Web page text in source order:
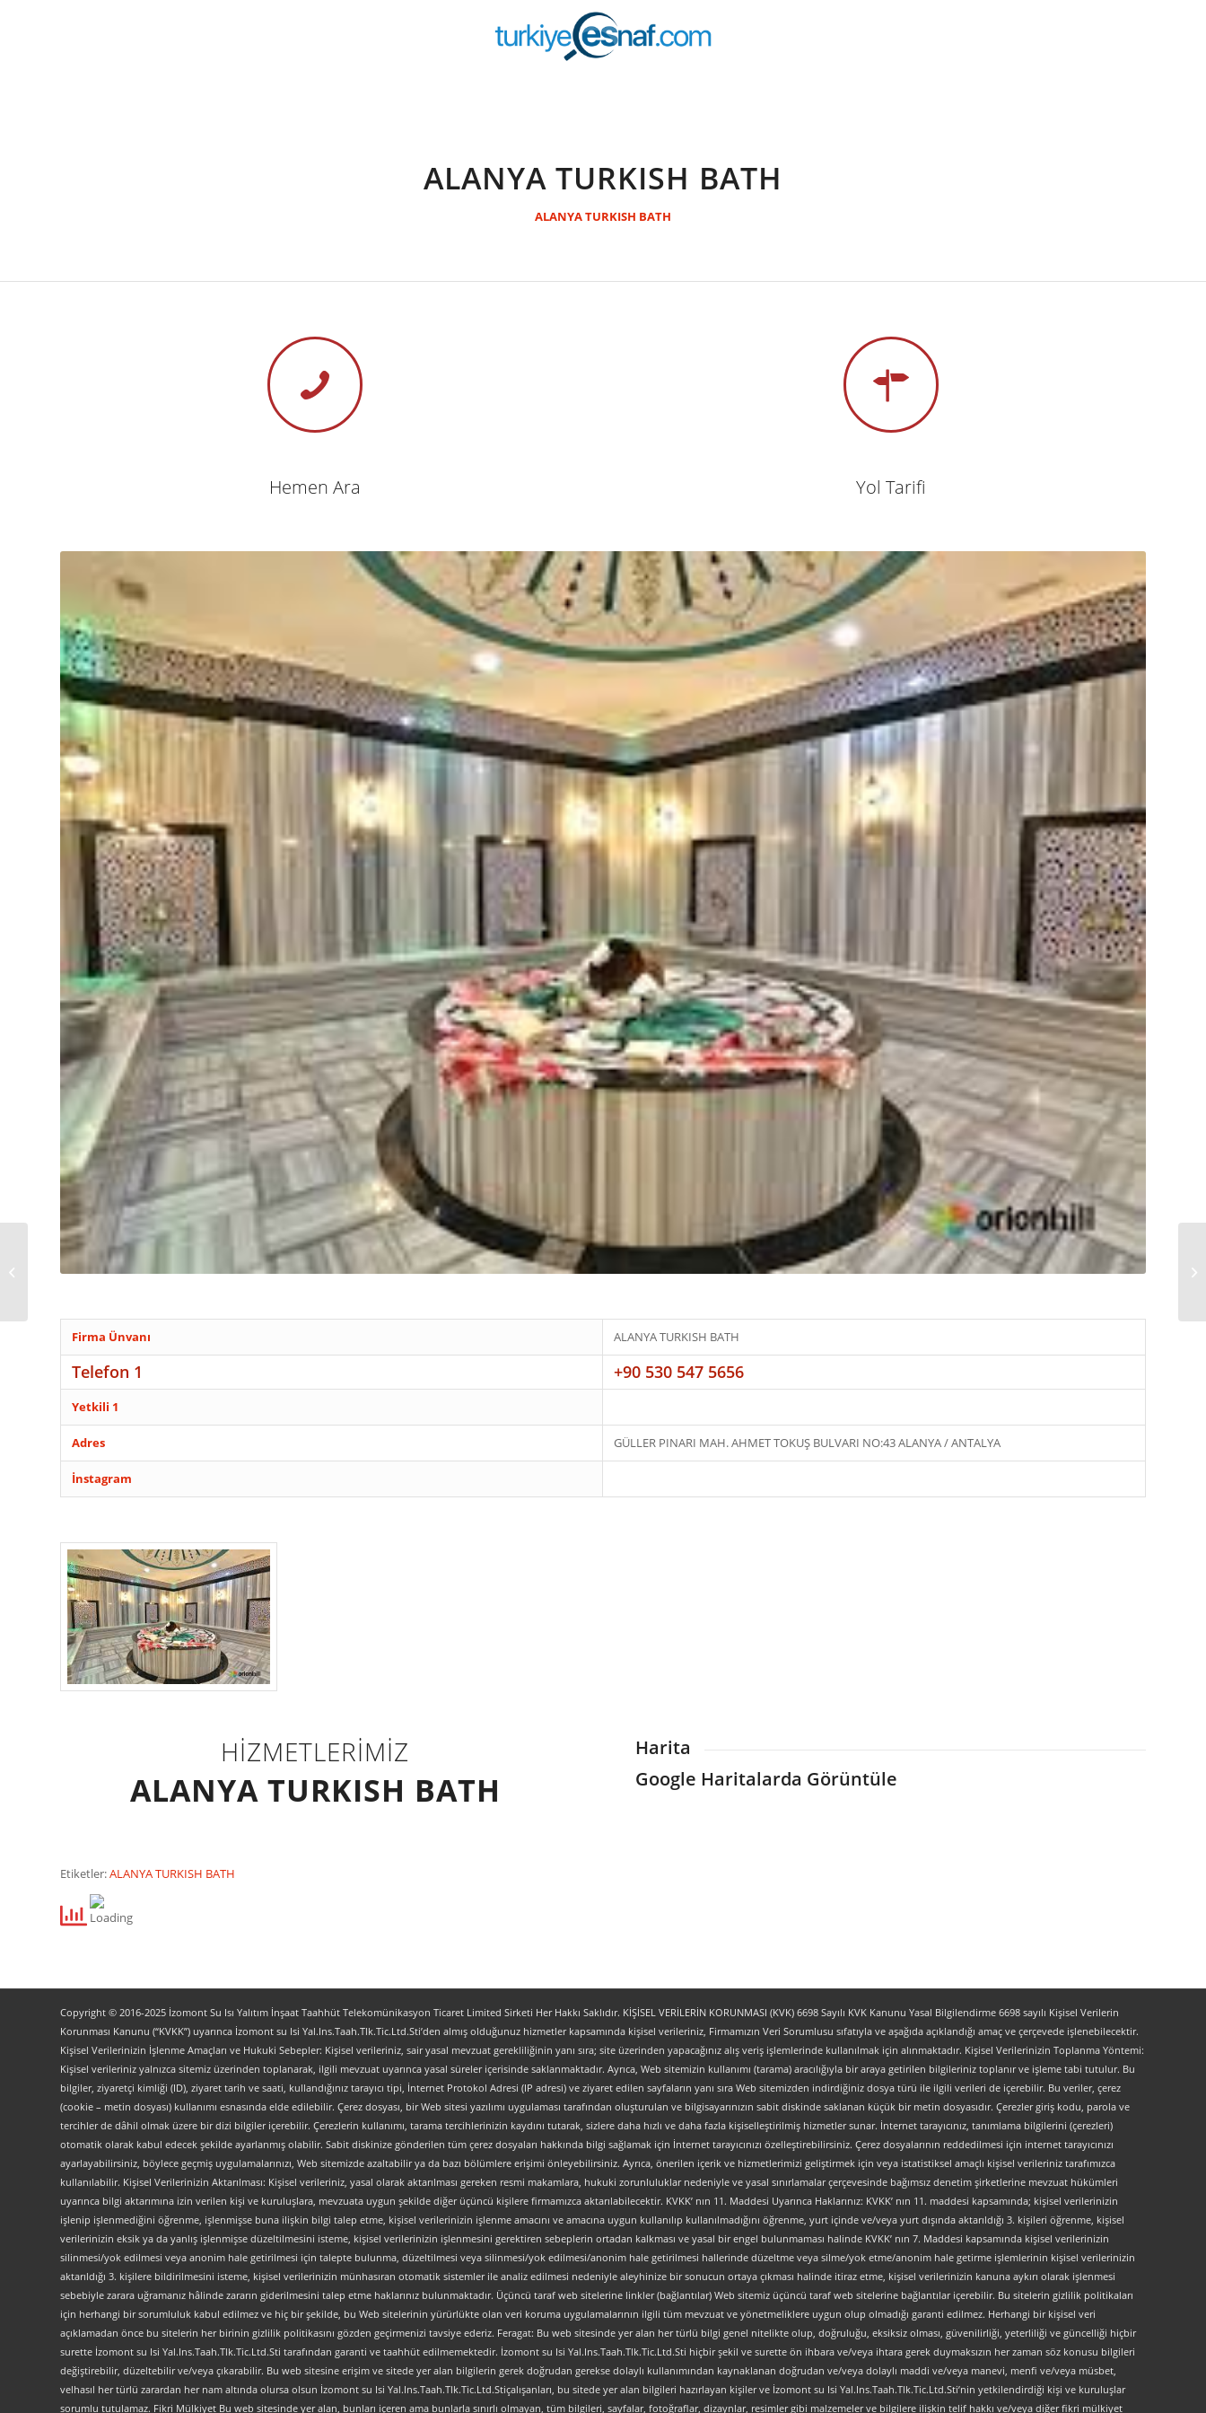
ALANYA TURKISH BATH
ALANYA TURKISH BATH
Hemen Ara Yol Tarifi
Firma Ünvanı ALANYA TURKISH BATH
Telefon 1 +90 530 547 5656
Yetkili 1
Adres GÜLLER PINARI MAH. AHMET TOKUŞ BULVARI NO:43 ALANYA / ANTALYA
İnstagram
HİZMETLERİMİZ
ALANYA TURKISH BATH
Harita
Google Haritalarda Görüntüle
Etiketler:ALANYA TURKISH BATH
Copyright © 2016-2025 İzomont Su Isı Yalıtım İnşaat Taahhüt Telekomünikasyon Ticaret Limited Sirketi Her Hakkı Saklıdır. KİŞİSEL VERİLERİN KORUNMASI (KVK) 6698 Sayılı KVK Kanunu Yasal Bilgilendirme 6698 sayılı Kişisel Verilerin
Korunması Kanunu (“KVKK”) uyarınca İzomont su Isi Yal.Ins.Taah.Tlk.Tic.Ltd.Sti’den almış olduğunuz hizmetler kapsamında kişisel verileriniz, Firmamızın Veri Sorumlusu sıfatıyla ve aşağıda açıklandığı amaç ve çerçevede işlenebilecektir.
Kişisel Verilerinizin İşlenme Amaçları ve Hukuki Sebepler: Kişisel verileriniz, sair yasal mevzuat gerekliliğinin yanı sıra; site üzerinden yapacağınız alış veriş işlemlerinde kullanılmak için alınmaktadır. Kişisel Verilerinizin Toplanma Yöntemi:
Kişisel verileriniz yalnızca sitemiz üzerinden toplanarak, ilgili mevzuat uyarınca yasal süreler içerisinde saklanmaktadır. Ayrıca, Web sitemizin kullanımı (tarama) aracılığıyla bir araya getirilen bilgileriniz toplanır ve işleme tabi tutulur. Bu
bilgiler, ziyaretçi kimliği (ID), ziyaret tarih ve saati, kullandığınız tarayıcı tipi, İnternet Protokol Adresi (IP adresi) ve ziyaret edilen sayfaların yanı sıra Web sitemizden indirdiğiniz dosya türü ile ilgili verileri de içerebilir. Bu veriler, çerez
(cookie – metin dosyası) kullanımı esnasında elde edilebilir. Çerez dosyası, bir Web sitesi yazılımı uygulaması tarafından oluşturulan ve bilgisayarınızın sabit diskinde saklanan küçük bir metin dosyasıdır. Çerezler giriş kodu, parola ve
tercihler de dâhil olmak üzere bir dizi bilgiler içerebilir. Çerezlerin kullanımı, tarama tercihlerinizin kaydını tutarak, sizlere daha hızlı ve daha fazla kişiselleştirilmiş hizmetler sunar. İnternet tarayıcınız, tanımlama bilgilerini (çerezleri)
otomatik olarak kabul edecek şekilde ayarlanmış olabilir. Sabit diskinize gönderilen tüm çerez dosyaları hakkında bilgi sağlamak için İnternet tarayıcınızı özelleştirebilirsiniz. Çerez dosyalarının reddedilmesi için internet tarayıcınızı
ayarlayabilirsiniz, böylece geçmiş uygulamalarınızı, Web sitemizde azaltabilir ya da bazı bölümlere erişimi önleyebilirsiniz. Ayrıca, önerilen içerik ve hizmetlerimizi geliştirmek için veya istatistiksel amaçlı kişisel verileriniz tarafımızca
kullanılabilir. Kişisel Verilerinizin Aktarılması: Kişisel verileriniz, yasal olarak aktarılması gereken resmi makamlara, hukuki zorunluluklar nedeniyle ve yasal sınırlamalar çerçevesinde bağımsız denetim şirketlerine mevzuat hükümleri
uyarınca bilgi aktarımına izin verilen kişi ve kuruluşlara, mevzuata uygun şekilde diğer üçüncü kişilere firmamızca aktarılabilecektir. KVKK’ nın 11. Maddesi Uyarınca Haklarınız: KVKK’ nın 11. maddesi kapsamında; kişisel verilerinizin
işlenip işlenmediğini öğrenme, işlenmişse buna ilişkin bilgi talep etme, kişisel verilerinizin işlenme amacını ve amacına uygun kullanılıp kullanılmadığını öğrenme, yurt içinde ve/veya yurt dışında aktarıldığı 3. kişileri öğrenme, kişisel
verilerinizin eksik ya da yanlış işlenmişse düzeltilmesini isteme, kişisel verilerinizin işlenmesini gerektiren sebeplerin ortadan kalkması ve yasal bir engel bulunmaması halinde KVKK’ nın 7. Maddesi kapsamında kişisel verilerinizin
silinmesi/yok edilmesi veya anonim hale getirilmesi için talepte bulunma, düzeltilmesi veya silinmesi/yok edilmesi/anonim hale getirilmesi hallerinde düzeltme veya silme/yok etme/anonim hale getirme işlemlerinin kişisel verilerinizin
aktarıldığı 3. kişilere bildirilmesini isteme, kişisel verilerinizin münhasıran otomatik sistemler ile analiz edilmesi nedeniyle aleyhinize bir sonucun ortaya çıkması halinde itiraz etme, kişisel verilerinizin kanuna aykırı olarak işlenmesi
sebebiyle zarara uğramanız hâlinde zararın giderilmesini talep etme haklarınız bulunmaktadır. Üçüncü taraf web sitelerine linkler (bağlantılar) Web sitemiz üçüncü taraf web sitelerine bağlantılar içerebilir. Bu sitelerin gizlilik politikaları
için herhangi bir sorumluluk kabul edilmez ve hiç bir şekilde, bu Web sitelerinin yürürlükte olan veri koruma uygulamalarının ilgili tüm mevzuat ve yönetmeliklere uygun olup olmadığı garanti edilmez. Herhangi bir kişisel veri
açıklamadan önce bu sitelerin her birinin gizlilik politikasını gözden geçirmenizi tavsiye ederiz. Feragat: Bu web sitesinde yer alan her türlü bilgi genel nitelikte olup, doğruluğu, eksiksiz olması, güvenilirliği, yeterliliği ve güncelliği hiçbir
surette İzomont su Isi Yal.Ins.Taah.Tlk.Tic.Ltd.Sti tarafından garanti ve taahhüt edilmemektedir. İzomont su Isi Yal.Ins.Taah.Tlk.Tic.Ltd.Sti hiçbir şekil ve surette ön ihbara ve/veya ihtara gerek duymaksızın her zaman söz konusu bilgileri
değiştirebilir, düzeltebilir ve/veya çıkarabilir. Bu web sitesine erişim ve sitede yer alan bilgilerin gerek doğrudan gerekse dolaylı kullanımından kaynaklanan doğrudan ve/veya dolaylı maddi ve/veya manevi, menfi ve/veya müsbet,
velhasıl her türlü zarardan her nam altında olursa olsun İzomont su Isi Yal.Ins.Taah.Tlk.Tic.Ltd.Stiçalışanları, bu sitede yer alan bilgileri hazırlayan kişiler ve İzomont su Isi Yal.Ins.Taah.Tlk.Tic.Ltd.Sti’nin yetkilendirdiği kişi ve kuruluşlar
sorumlu tutulamaz. Fikri Mülkiyet Bu web sitesinde yer alan, bunları içeren ama bunlarla sınırlı olmayan, tüm bilgileri, sayfalar, fotoğraflar, dizaynlar, resimler gibi malzemeler ve bilgilere ilişkin telif hakkı ve/veya diğer fikri mülkiyet
ALANYA YOL YARDIM